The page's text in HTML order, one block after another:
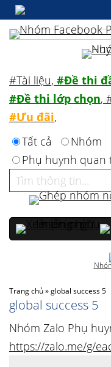
Trang chủ»global success 5
global success 5
Nhóm Zalo Phụ
https://zalo.me/g/
#Tài liệu, #Đề thi
#Đề thi lớp chọn,
#Ưu đãi,
Tất cả
Nhóm
Phụ huynh quan